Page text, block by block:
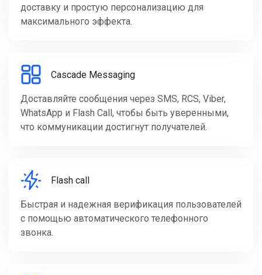
доставку и простую персонализацию для
максимального эффекта.
Cascade Messaging
Доставляйте сообщения через SMS, RCS, Viber,
WhatsApp и Flash Call, чтобы быть уверенными,
что коммуникации достигнут получателей.
Flash call
Быстрая и надежная верификация пользователей
с помощью автоматического телефонного
звонка.